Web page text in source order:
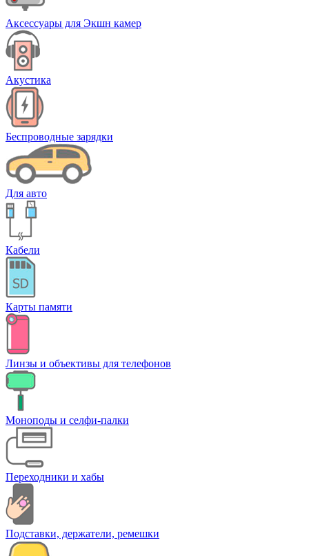
Аксессуары для Экшн камер
Акустика
Беспроводные зарядки
Для авто
Кабели
Карты памяти
Линзы и объективы для телефонов
Моноподы и селфи-палки
Переходники и хабы
Подставки, держатели, ремешки